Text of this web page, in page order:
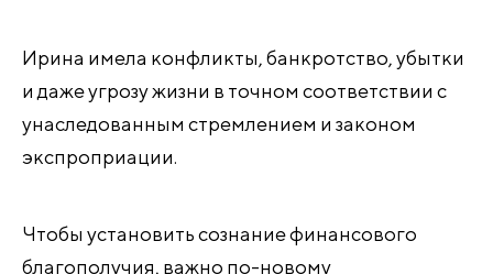
Ирина имела конфликты, банкротство, убытки
и даже угрозу жизни в точном соответствии с
унаследованным стремлением и законом
экспроприации.
Чтобы установить сознание финансового
благополучия, важно по-новому